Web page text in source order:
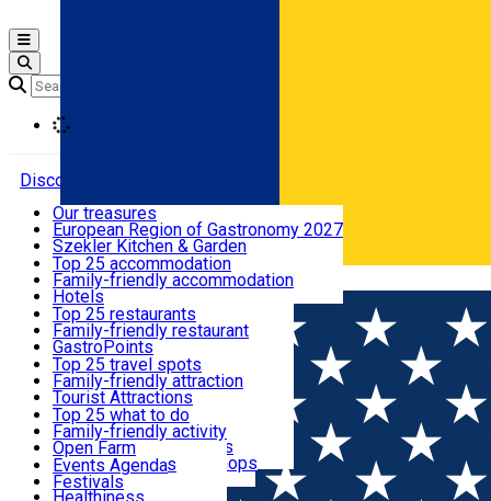
Română
Open main menu
Discover
Where to sleep
What to eat & drink
What to see
What to do
Events
Useful info
Our treasures
European Region of Gastronomy 2027
Szekler Kitchen & Garden
Audio Guide
Legendary Harghita
Try it
Top 25 accommodation
Family-friendly accommodation
Hotels
Motels
Guesthouses
Hostels
Vilas
Cottages
Apartments
Rooms for rent
Camping
Glamping
All accommodation
Top 25 restaurants
Family-friendly restaurant
GastroPoints
Szekler Product
Mountain product
Restaurants, Pizza Places
Fast Food
Coffee Places
Confectionery, Creperie
Ice Cream Shop
All restaurants
Top 25 travel spots
Family-friendly attraction
Tourist Attractions
Culture
Sacred
Traditions and Customs
Demonstration Workshops
Top 25 what to do
Family-friendly activity
Open Farm
Thematic routes
Wildlife
Events Agenda
Festivals